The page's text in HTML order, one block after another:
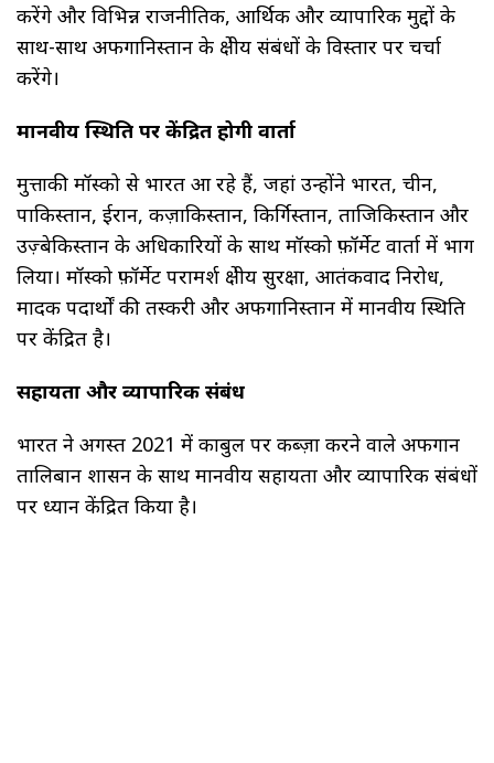
करेंगे और विभिन्न राजनीतिक, आर्थिक और व्यापारिक मुद्दों के
साथ-साथ अफगानिस्तान के क्षेत्रीय संबंधों के विस्तार पर चर्चा
करेंगे।
मानवीय स्थिति पर केंद्रित होगी वार्ता
मुत्ताकी मॉस्को से भारत आ रहे हैं, जहां उन्होंने भारत, चीन,
पाकिस्तान, ईरान, कज़ाकिस्तान, किर्गिस्तान, ताजिकिस्तान और
उज़्बेकिस्तान के अधिकारियों के साथ मॉस्को फ़ॉर्मेट वार्ता में भाग
लिया। मॉस्को फ़ॉर्मेट परामर्श क्षेत्रीय सुरक्षा, आतंकवाद निरोध,
मादक पदार्थों की तस्करी और अफगानिस्तान में मानवीय स्थिति
पर केंद्रित है।
सहायता और व्यापारिक संबंध
भारत ने अगस्त 2021 में काबुल पर कब्ज़ा करने वाले अफगान
तालिबान शासन के साथ मानवीय सहायता और व्यापारिक संबंधों
पर ध्यान केंद्रित किया है।